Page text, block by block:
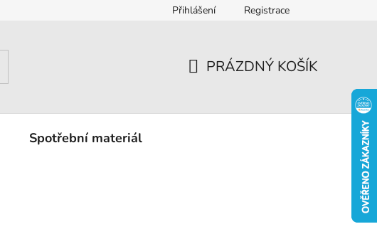
Přihlášení Registrace
KOŠÍK
PRÁZDNÝ KOŠÍK
Spotřební materiál